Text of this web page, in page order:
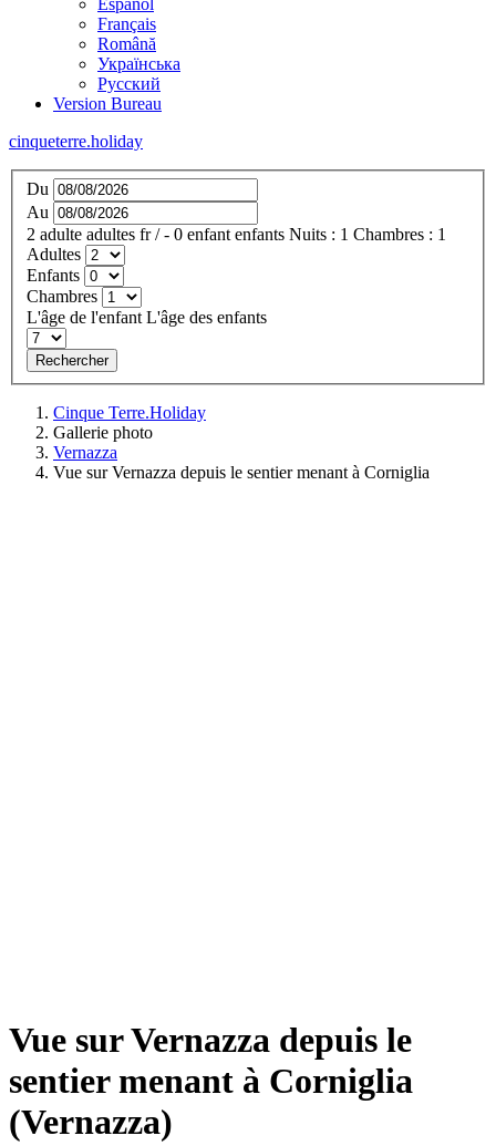
Español
Français
Română
Українська
Русский
Version Bureau
cinqueterre.holiday
Du
Au
2 adulte adultes fr / - 0 enfant enfants Nuits : 1 Chambres : 1
Adultes
Enfants
Chambres
L'âge de l'enfant L'âge des enfants
Rechercher
Cinque Terre.Holiday
Gallerie photo
Vernazza
Vue sur Vernazza depuis le sentier menant à Corniglia
Vue sur Vernazza depuis le
sentier menant à Corniglia
(Vernazza)